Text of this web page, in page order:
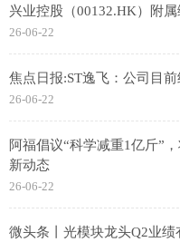
兴业控股（00132.HK）附
26-06-22
焦点日报:ST逸飞：公司目
26-06-22
阿福倡议“科学减重1亿斤”
新动态
26-06-22
微头条丨光模块龙头Q2业